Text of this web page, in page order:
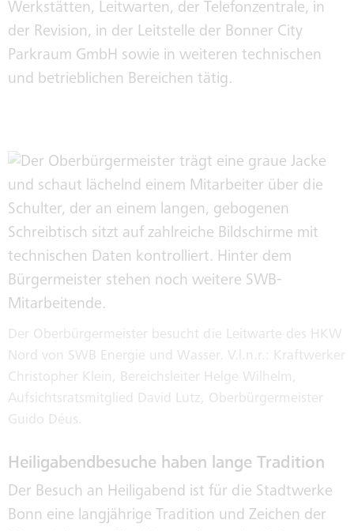
Werkstätten, Leitwarten, der Telefonzentrale, in
der Revision, in der Leitstelle der Bonner City
Parkraum GmbH sowie in weiteren technischen
und betrieblichen Bereichen tätig.
Der Oberbürgermeister besucht die Leitwarte des HKW
Nord von SWB Energie und Wasser. V.l.n.r.: Kraftwerker
Christopher Klein, Bereichsleiter Helge Wilhelm,
Aufsichtsratsmitglied David Lutz, Oberbürgermeister
Guido Déus.
Heiligabendbesuche haben lange Tradition
Der Besuch an Heiligabend ist für die Stadtwerke
Bonn eine langjährige Tradition und Zeichen der